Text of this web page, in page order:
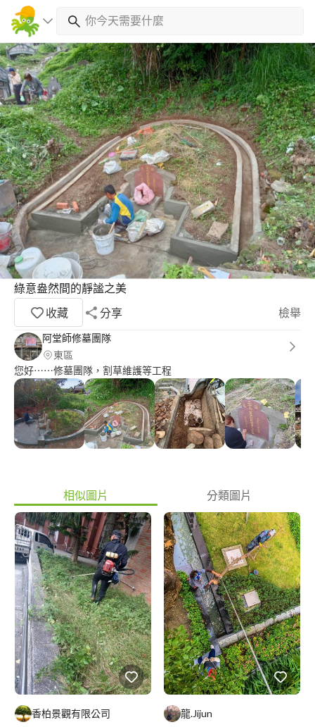
綠意盎然間的靜謐之美
收藏
分享 檢舉
阿堂師修墓團隊
東區
您好⋯⋯修墓團隊，割草維護等工程
相似圖片 分類圖片
香柏景觀有限公司 龍.Jijun